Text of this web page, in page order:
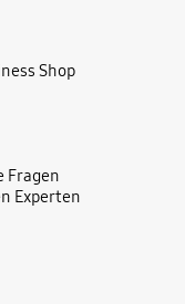
Shop
Fragen
Experten